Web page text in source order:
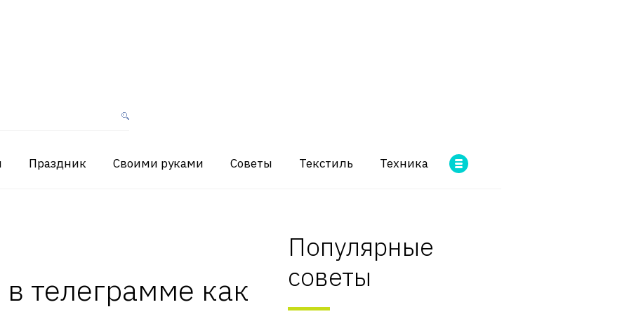
Праздник Своими руками Советы Текстиль Техника
телеграмме как
Популярные
советы